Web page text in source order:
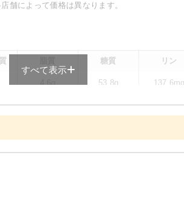
舗によって価格は異なります。
糖質 リン
4.6g 53.8g 137.6mg
すべて表示